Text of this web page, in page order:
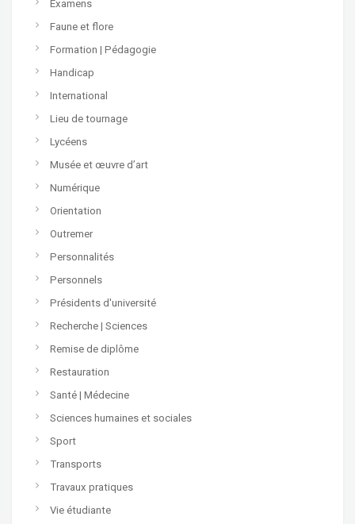
Examens
Faune et flore
Formation | Pédagogie
Handicap
International
Lieu de tournage
Lycéens
Musée et œuvre d’art
Numérique
Orientation
Outremer
Personnalités
Personnels
Présidents d'université
Recherche | Sciences
Remise de diplôme
Restauration
Santé | Médecine
Sciences humaines et sociales
Sport
Transports
Travaux pratiques
Vie étudiante